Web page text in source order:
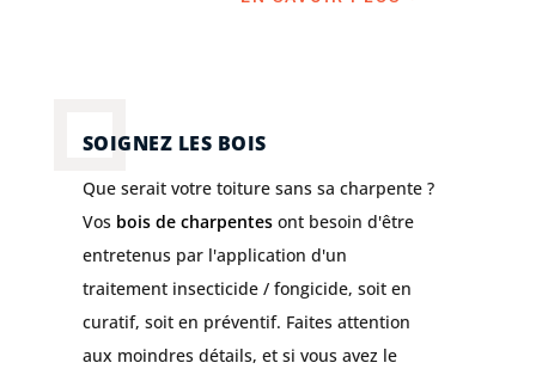
SOIGNEZ LES BOIS
Que serait votre toiture sans sa charpente ?
Vos bois de charpentesont besoin d'être
entretenus par l'application d'un
traitement insecticide / fongicide, soit en
curatif, soit en préventif. Faites attention
aux moindres détails, et si vous avez le